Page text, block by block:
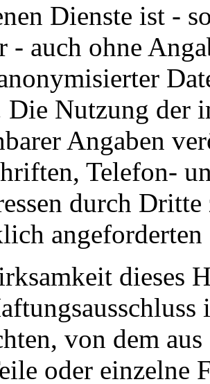
Dienste ist -
- auch ohne
Die Nutzung der
Angaben
Telefon-
durch
dieses
von dem
oder einzelne